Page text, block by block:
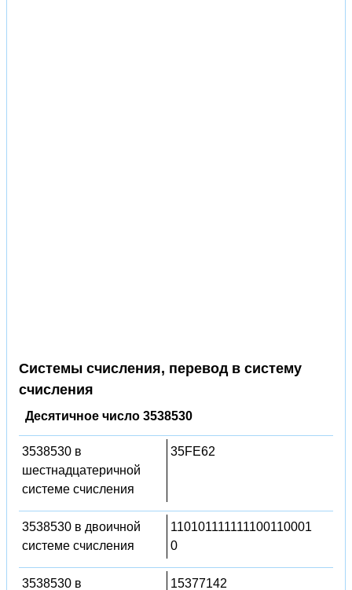
Системы счисления, перевод в систему
счисления
Десятичное число 3538530
3538530 в
шестнадцатеричной
системе счисления
35FE62
3538530 в двоичной
системе счисления
110101111111100110001
0
3538530 в
15377142